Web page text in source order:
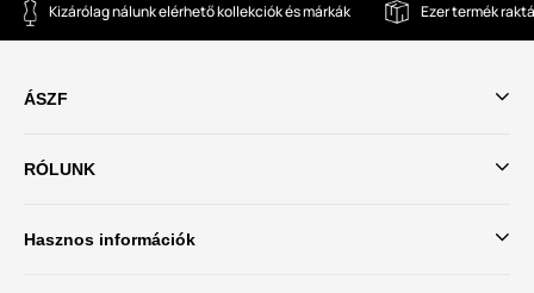
Kizárólag nálunk elérhető kollekciók és márkák Ezer termék
ÁSZF
RÓLUNK
Hasznos információk